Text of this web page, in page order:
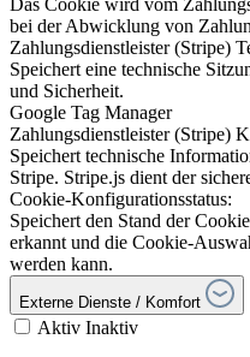
Das Cookie wird vom
bei der Abwicklung von
Zahlungsdienstleister (Stripe)
Speichert eine technische
und Sicherheit.
Google Tag Manager
Zahlungsdienstleister (Stripe)
Speichert technische
Stripe. Stripe.js dient der
Cookie-Konfigurationsstatus:
Speichert den Stand der
erkannt und die Cookie-
werden kann.
Externe Dienste / Komfort
Aktiv Inaktiv